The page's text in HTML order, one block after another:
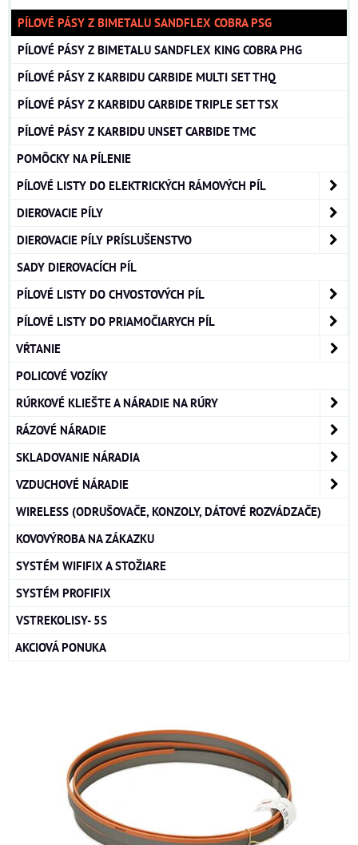
PÍLOVÉ PÁSY Z BIMETALU SANDFLEX COBRA PSG
PÍLOVÉ PÁSY Z BIMETALU SANDFLEX KING COBRA PHG
PÍLOVÉ PÁSY Z KARBIDU CARBIDE MULTI SET THQ
PÍLOVÉ PÁSY Z KARBIDU CARBIDE TRIPLE SET TSX
PÍLOVÉ PÁSY Z KARBIDU UNSET CARBIDE TMC
POMÔCKY NA PÍLENIE
PÍLOVÉ LISTY DO ELEKTRICKÝCH RÁMOVÝCH PÍL
DIEROVACIE PÍLY
DIEROVACIE PÍLY PRÍSLUŠENSTVO
SADY DIEROVACÍCH PÍL
PÍLOVÉ LISTY DO CHVOSTOVÝCH PÍL
PÍLOVÉ LISTY DO PRIAMOČIARYCH PÍL
VŔTANIE
POLICOVÉ VOZÍKY
RÚRKOVÉ KLIEŠTE A NÁRADIE NA RÚRY
RÁZOVÉ NÁRADIE
SKLADOVANIE NÁRADIA
VZDUCHOVÉ NÁRADIE
WIRELESS (ODRUŠOVAČE, KONZOLY, DÁTOVÉ ROZVÁDZAČE)
KOVOVÝROBA NA ZÁKAZKU
SYSTÉM WIFIFIX A STOŽIARE
SYSTÉM PROFIFIX
VSTREKOLISY- 5S
AKCIOVÁ PONUKA